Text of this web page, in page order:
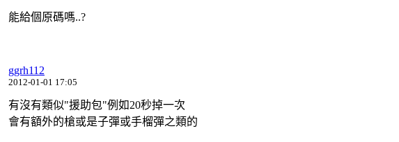
能給個原碼嗎..?
ggrh112
2012-01-01 17:05
有沒有類似"援助包"例如20秒掉一次
會有額外的槍或是子彈或手榴彈之類的